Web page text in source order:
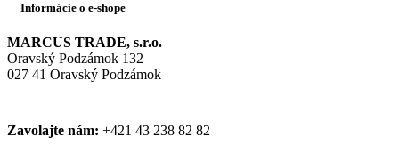
Informácie o e-shope
MARCUS TRADE, s.r.o.
Oravský Podzámok 132
027 41 Oravský Podzámok
Zavolajte nám: +421 43 238 82 82